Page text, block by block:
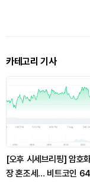
카테고리 기사
[오후 시세브리핑] 암호
장 혼조세… 비트코인